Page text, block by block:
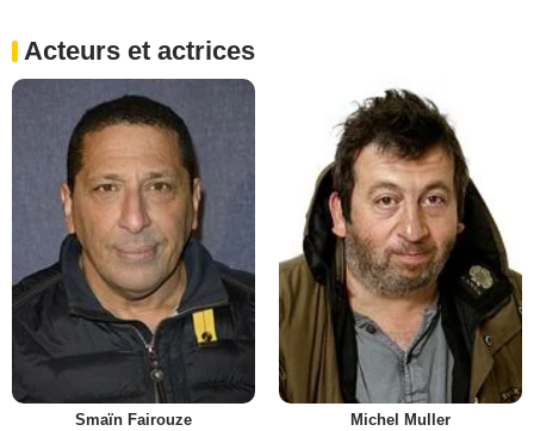
Acteurs et actrices
Smaïn Fairouze Michel Muller